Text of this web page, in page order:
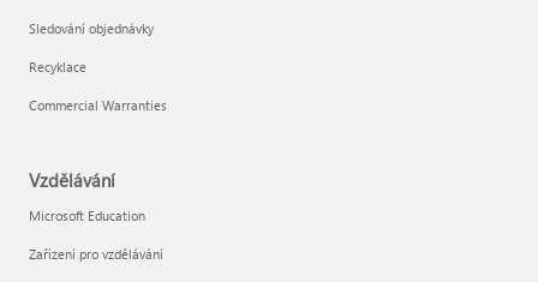
Sledování objednávky
Recyklace
Commercial Warranties
Vzdělávání
Microsoft Education
Zařízení pro vzdělávání